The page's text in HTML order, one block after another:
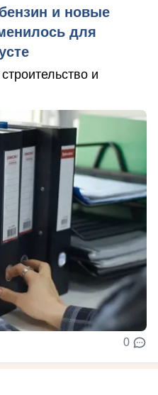
и новые
для
и
0